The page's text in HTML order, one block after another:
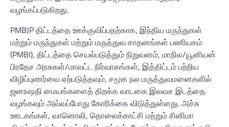
வழங்கப்படுகிறது.
PMBJP திட்டத்தை ஊக்குவிப்பதற்காக, இந்திய மருந்துகள்
மற்றும் மருந்துகள் மற்றும் மருத்துவ சாதனங்கள் பணியகம்
(PMBI), திட்டத்தை செயல்படுத்தும் நிறுவனம், மாநில/யூனியன்
பிரதேச அரசுகள்/மாவட்ட நிர்வாகங்கள், இத்திட்டம் பற்றிய
விழிப்புணர்வை ஏற்படுத்தவும், சமூக நல மருத்துவமனைகளில்
ஜனஉஷதி மையங்களைத் திறக்க வாடகை இலவச இடத்தை
வழங்கவும் அவ்வப்போது கோரிக்கை விடுத்துள்ளது. அச்சு
ஊடகங்கள், வானொலி, தொலைக்காட்சி மற்றும் சினிமா